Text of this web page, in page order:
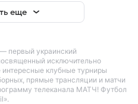
еще
первый украинский
исключительно
клубные турниры
прямые трансляции и матчи
телеканала МАТЧ! Футбол